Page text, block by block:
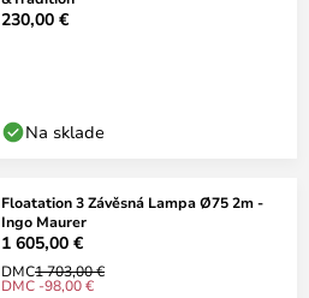
230,00 €
Na sklade
Floatation 3 Závěsná Lampa Ø75 2m -
Ingo Maurer
1 605,00 €
DMC1 703,00 €
DMC -98,00 €